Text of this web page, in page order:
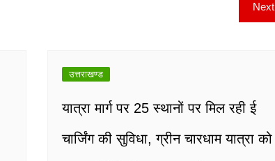
Next
उत्तराखण्ड
यात्रा मार्ग पर 25 स्थानों पर मिल रही ई
चार्जिंग की सुविधा, ग्रीन चारधाम यात्रा को